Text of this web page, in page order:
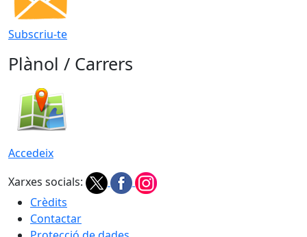
Subscriu-te
Plànol / Carrers
Accedeix
Xarxes socials:
Crèdits
Contactar